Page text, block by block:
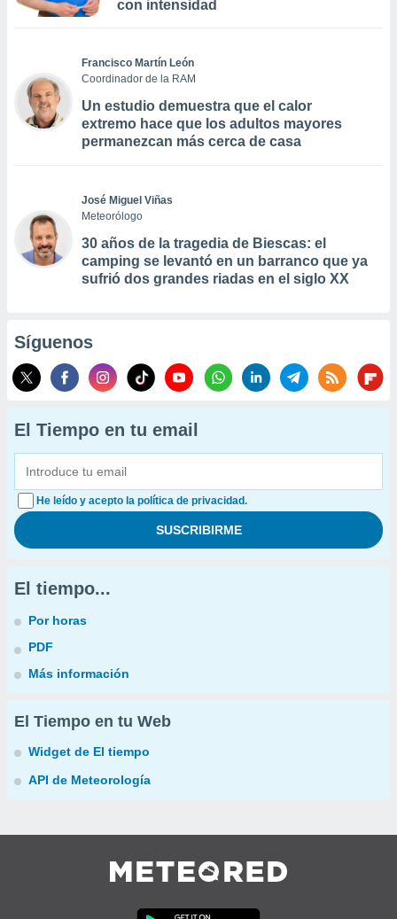
con intensidad
Francisco Martín León
Coordinador de la RAM
Un estudio demuestra que el calor
extremo hace que los adultos mayores
permanezcan más cerca de casa
José Miguel Viñas
Meteorólogo
30 años de la tragedia de Biescas: el
camping se levantó en un barranco que ya
sufrió dos grandes riadas en el siglo XX
Síguenos
El Tiempo en tu email
He leído y acepto la política de privacidad.
El tiempo...
Por horas
PDF
Más información
El Tiempo en tu Web
Widget de El tiempo
API de Meteorología